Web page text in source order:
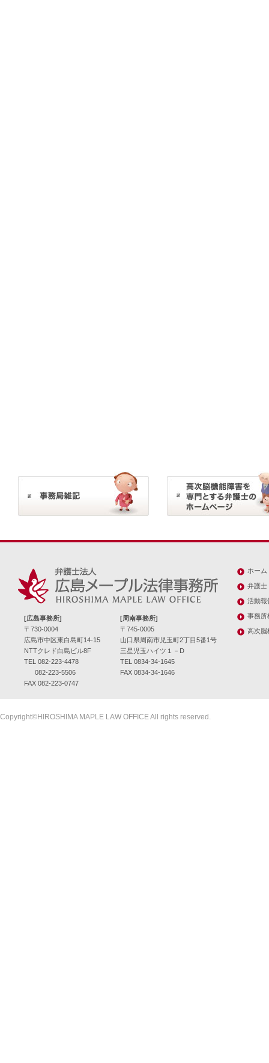
[広島事務所]
〒730-0004
広島市中区東白島町14-15
NTTクレド白島ビル8F
TEL 082-223-4478
082-223-5506
FAX 082-223-0747
[周南事務所]
〒745-0005
山口県周南市児玉町2丁目5番1号
三星児玉ハイツ１－D
TEL 0834-34-1645
FAX 0834-34-1646
ホーム
弁護士
活動報
事務所
高次脳
Copyright©HIROSHIMA MAPLE LAW OFFICE All rights reserved.